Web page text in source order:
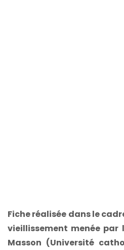
Fiche réalisée dans le
vieillissement menée par
Masson (Université